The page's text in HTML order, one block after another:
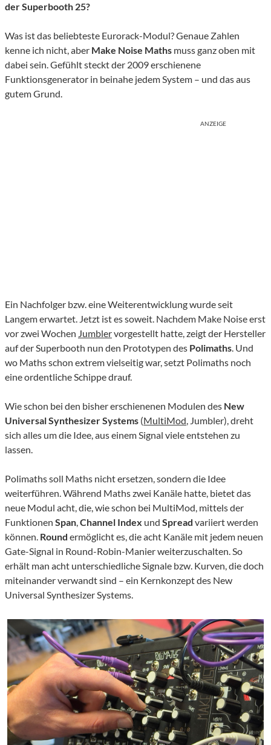
der Superbooth 25?
Was ist das beliebteste Eurorack-Modul? Genaue Zahlen
kenne ich nicht, aber Make Noise Maths muss ganz oben mit
dabei sein. Gefühlt steckt der 2009 erschienene
Funktionsgenerator in beinahe jedem System – und das aus
gutem Grund.
ANZEIGE
Ein Nachfolger bzw. eine Weiterentwicklung wurde seit
Langem erwartet. Jetzt ist es soweit. Nachdem Make Noise erst
vor zwei Wochen Jumblervorgestellt hatte, zeigt der Hersteller
auf der Superbooth nun den Prototypen des Polimaths. Und
wo Maths schon extrem vielseitig war, setzt Polimaths noch
eine ordentliche Schippe drauf.
Wie schon bei den bisher erschienenen Modulen des New
Universal Synthesizer Systems (MultiMod, Jumbler), dreht
sich alles um die Idee, aus einem Signal viele entstehen zu
lassen.
Polimaths soll Maths nicht ersetzen, sondern die Idee
weiterführen. Während Maths zwei Kanäle hatte, bietet das
neue Modul acht, die, wie schon bei MultiMod, mittels der
Funktionen Span,Channel Index und Spread variiert werden
können. Round ermöglicht es, die acht Kanäle mit jedem neuen
Gate-Signal in Round-Robin-Manier weiterzuschalten. So
erhält man acht unterschiedliche Signale bzw. Kurven, die doch
miteinander verwandt sind – ein Kernkonzept des New
Universal Synthesizer Systems.